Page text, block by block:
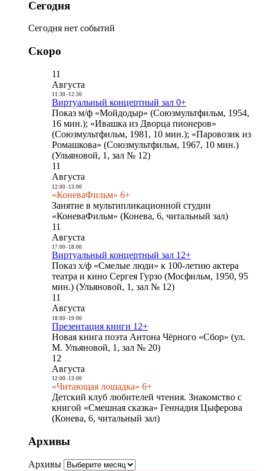
Сегодня
Сегодня нет событий
Скоро
11
Августа
11:30- 12:30
Виртуальный концертный зал 0+
Показ м/ф «Мойдодыр» (Союзмультфильм, 1954,
16 мин.); «Ивашка из Дворца пионеров»
(Союзмультфильм, 1981, 10 мин.); «Паровозик из
Ромашкова» (Союзмультфильм, 1967, 10 мин.)
(Ульяновой, 1, зал № 12)
11
Августа
12:00- 13:00
«КоневаФильм» 6+
Занятие в мультипликационной студии
«КоневаФильм» (Конева, 6, читальный зал)
11
Августа
17:00- 18:00
Виртуальный концертный зал 12+
Показ х/ф «Смелые люди» к 100-летию актера
театра и кино Сергея Гурзо (Мосфильм, 1950, 95
мин.) (Ульяновой, 1, зал № 12)
11
Августа
18:00- 19:00
Презентация книги 12+
Новая книга поэта Антона Чёрного «Сбор» (ул.
М. Ульяновой, 1, зал № 20)
12
Августа
12:00- 13:00
«Читающая лошадка» 6+
Детский клуб любителей чтения. Знакомство с
книгой «Смешная сказка» Геннадия Цыферова
(Конева, 6, читальный зал)
Архивы
Архивы